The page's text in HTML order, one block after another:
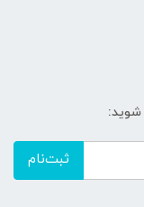
شوید:
ثبت‌نام